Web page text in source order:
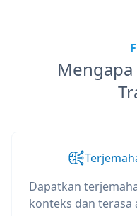
Dapatkan
konteks dan